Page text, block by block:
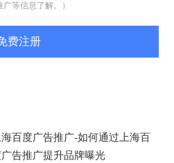
等信息了解。）
费注册
百度广告推广-如何通过上海百
广告推广提升品牌曝光